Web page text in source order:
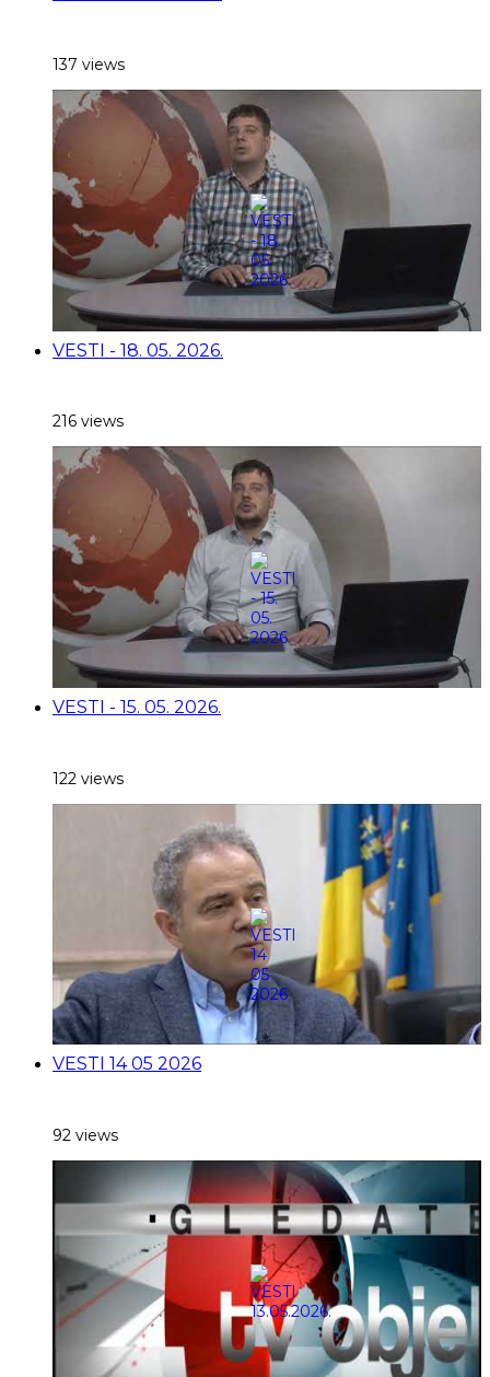
137 views
VESTI - 18. 05. 2026.
216 views
VESTI - 15. 05. 2026.
122 views
VESTI 14 05 2026
92 views